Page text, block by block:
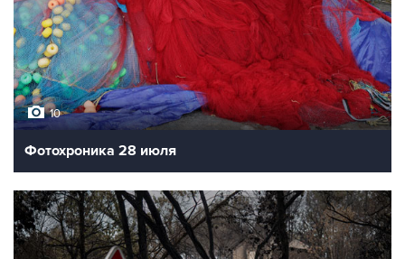
10
Фотохроника 28 июля